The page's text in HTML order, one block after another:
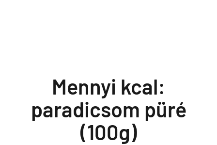
Mennyi kcal:
paradicsom püré
(100g)